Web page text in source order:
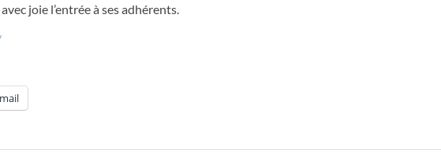
joie l’entrée à ses adhérents.